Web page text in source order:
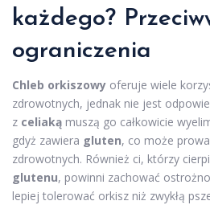
każdego?
ograniczenia
Chleb orkiszowy oferuje wiele
zdrowotnych, jednak nie jest
z celiaką muszą go całkowicie
gdyż zawiera gluten, co może
zdrowotnych. Również ci, którzy
glutenu, powinni zachować
lepiej tolerować orkisz niż zwykłą